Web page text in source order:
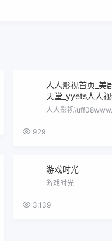
人人影视首页_美
天堂_yyets人人
929
游戏时光
游戏时光
3,139